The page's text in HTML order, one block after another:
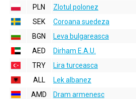
PLN
Zlotul polonez
SEK
Coroana suedeza
BGN
Leva bulgareasca
AED
Dirham E.A.U.
TRY
Lira turceasca
ALL
Lek albanez
AMD
Dram armenesc